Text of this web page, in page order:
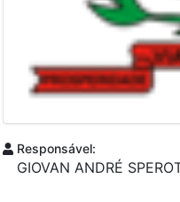
Responsável:
GIOVAN ANDRÉ